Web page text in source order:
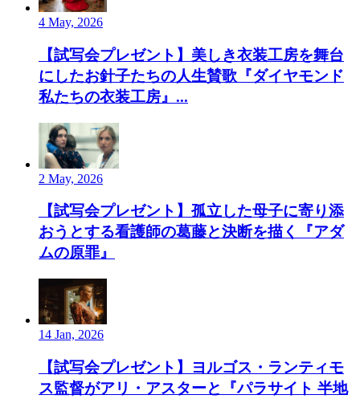
4 May, 2026
【試写会プレゼント】美しき衣装工房を舞台
にしたお針子たちの人生賛歌『ダイヤモンド
私たちの衣装工房』...
2 May, 2026
【試写会プレゼント】孤立した母子に寄り添
おうとする看護師の葛藤と決断を描く『アダ
ムの原罪』
14 Jan, 2026
【試写会プレゼント】ヨルゴス・ランティモ
ス監督がアリ・アスターと『パラサイト 半地